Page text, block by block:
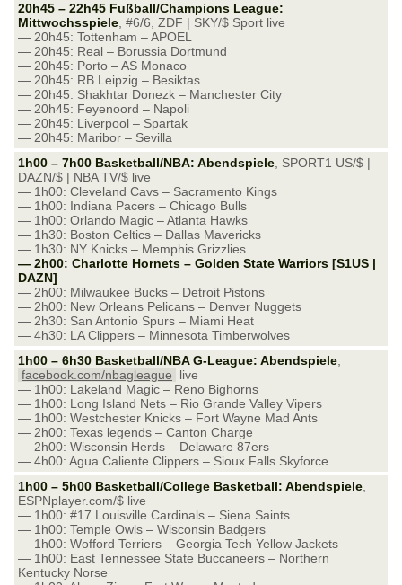
20h45 – 22h45 Fußball/Champions League:
Mittwochsspiele , #6/6, ZDF | SKY/$ Sport live
— 20h45: Tottenham – APOEL
— 20h45: Real – Borussia Dortmund
— 20h45: Porto – AS Monaco
— 20h45: RB Leipzig – Besiktas
— 20h45: Shakhtar Donezk – Manchester City
— 20h45: Feyenoord – Napoli
— 20h45: Liverpool – Spartak
— 20h45: Maribor – Sevilla
1h00 – 7h00 Basketball/NBA: Abendspiele , SPORT1 US/$ |
DAZN/$ | NBA TV/$ live
— 1h00: Cleveland Cavs – Sacramento Kings
— 1h00: Indiana Pacers – Chicago Bulls
— 1h00: Orlando Magic – Atlanta Hawks
— 1h30: Boston Celtics – Dallas Mavericks
— 1h30: NY Knicks – Memphis Grizzlies
— 2h00: Charlotte Hornets – Golden State Warriors [S1US |
DAZN]
— 2h00: Milwaukee Bucks – Detroit Pistons
— 2h00: New Orleans Pelicans – Denver Nuggets
— 2h30: San Antonio Spurs – Miami Heat
— 4h30: LA Clippers – Minnesota Timberwolves
1h00 – 6h30 Basketball/NBA G-League: Abendspiele
facebook.com/nbagleague
live
— 1h00: Lakeland Magic – Reno Bighorns
— 1h00: Long Island Nets – Rio Grande Valley Vipers
— 1h00: Westchester Knicks – Fort Wayne Mad Ants
— 2h00: Texas legends – Canton Charge
— 2h00: Wisconsin Herds – Delaware 87ers
— 4h00: Agua Caliente Clippers – Sioux Falls Skyforce
1h00 – 5h00 Basketball/College Basketball: Abendspiele
ESPNplayer.com/$ live
— 1h00: #17 Louisville Cardinals – Siena Saints
— 1h00: Temple Owls – Wisconsin Badgers
— 1h00: Wofford Terriers – Georgia Tech Yellow Jackets
— 1h00: East Tennessee State Buccaneers – Northern
Kentucky Norse